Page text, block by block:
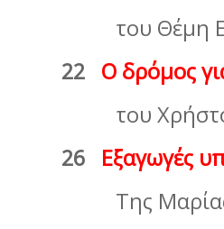
του Θέμη
22 Ο δρόμος
του Χρήστου
26 Εξαγωγές
Της Μαρίας